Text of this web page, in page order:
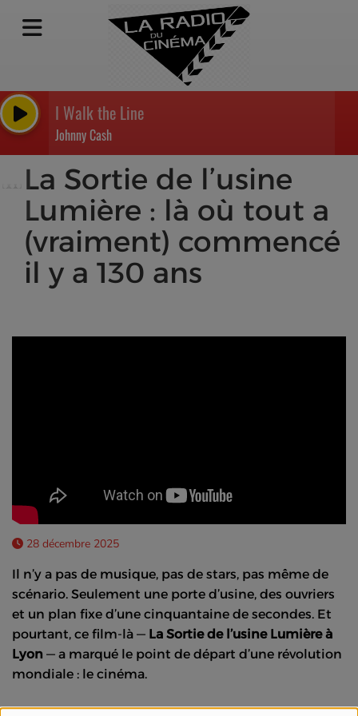
I Walk the Line
Johnny Cash
La Sortie de l’usine
Lumière : là où tout a
(vraiment) commencé
il y a 130 ans
28 décembre 2025
Il n’y a pas de musique, pas de stars, pas même de
scénario. Seulement une porte d’usine, des ouvriers
et un plan fixe d’une cinquantaine de secondes. Et
pourtant, ce film-là — La Sortie de l’usine Lumière à
Lyon — a marqué le point de départ d’une révolution
mondiale : le cinéma.